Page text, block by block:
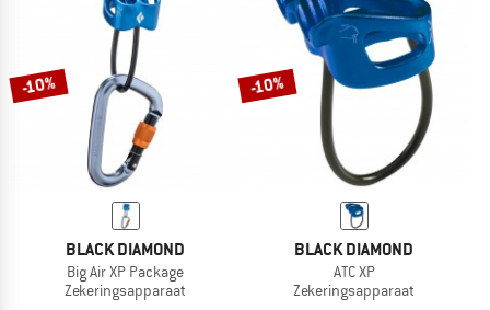
-10%
BLACK DIAMOND
Big Air XP Package
Zekeringsapparaat
-10%
BLACK DIAMOND
ATC XP
Zekeringsapparaat